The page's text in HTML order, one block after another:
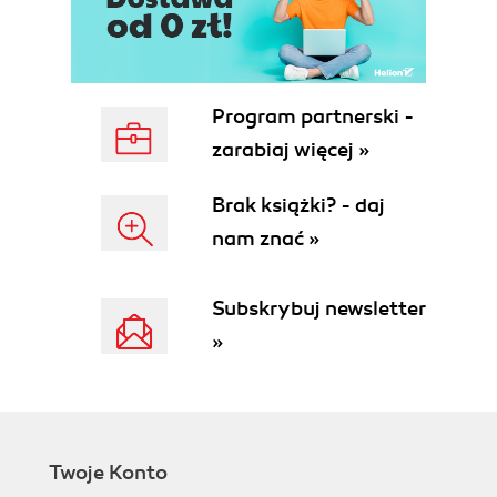
Tworzenie strony WWW przy użyciu CMS (59)
Etap projektowania (59)
Etap webmasterski (59)
Etap redakcyjny (59)
Portal czy wortal? (59)
CMS oparte na licencji open source (60)
Skąd czerpać informacje o CMS (63)
Podsumowanie (65)
Opis funkcjonalności (67)
Instalacja skryptu (68)
Zmiana obrazka w nagłówku (77)
Program partnerski -
zarabiaj więcej »
Brak książki? - daj
nam znać »
Subskrybuj newsletter
»
Twoje Konto